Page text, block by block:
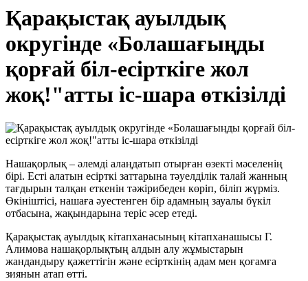
Қарақыстақ ауылдық
округінде «Болашағыңды
қорғай біл-есірткіге жол
жоқ!"атты іс-шара өткізілді
Нашақорлық – әлемді алаңдатып отырған өзекті мәселенің
бірі. Есті алатын есірткі заттарына тәуелділік талай жанның
тағдырын талқан еткенін тәжірибеден көріп, біліп жүрміз.
Өкініштісі, нашаға әуестенген бір адамның зауалы бүкіл
отбасына, жақындарына теріс әсер етеді.
Қарақыстақ ауылдық кітапханасының кітапханашысы Г.
Алимова нашақорлықтың алдын алу жұмыстарын
жандандыру қажеттігін және есірткінің адам мен қоғамға
зиянын атап өтті.